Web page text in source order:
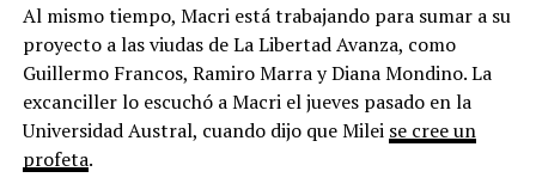
Al mismo tiempo, Macri está trabajando para sumar a su
proyecto a las viudas de La Libertad Avanza, como
Guillermo Francos, Ramiro Marra y Diana Mondino. La
excanciller lo escuchó a Macri el jueves pasado en la
Universidad Austral, cuando dijo que Milei se cree un
profeta.